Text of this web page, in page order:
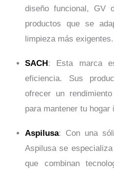
diseño funcional, GV
productos que se
limpieza más exigentes.
SACH: Esta marca
eficiencia. Sus
ofrecer un
para mantener tu hogar
Aspilusa: Con una
Aspilusa se
que combinan